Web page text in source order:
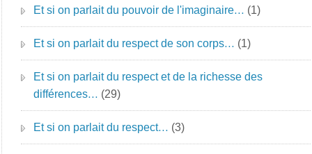
Et si on parlait du pouvoir de l'imaginaire… (1)
Et si on parlait du respect de son corps… (1)
Et si on parlait du respect et de la richesse des
différences… (29)
Et si on parlait du respect… (3)